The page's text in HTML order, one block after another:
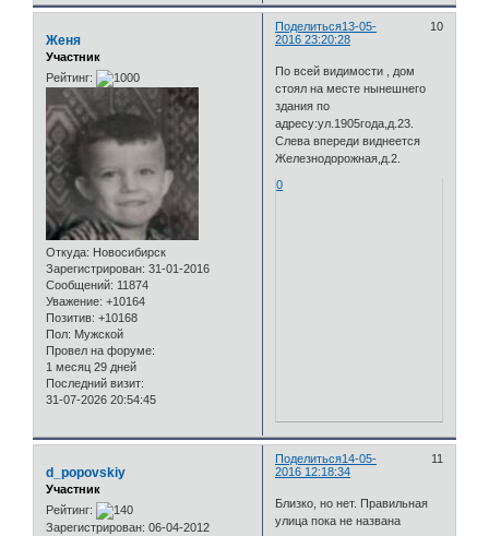
Поделиться 10
13-05-
2016 23:20:28
Женя
Участник
Рейтинг:
Откуда: Новосибирск
Зарегистрирован: 31-01-2016
Сообщений: 11874
Уважение: +10164
Позитив: +10168
Пол: Мужской
Провел на форуме:
1 месяц 29 дней
Последний визит:
31-07-2026 20:54:45
По всей видимости , дом
стоял на месте нынешнего
здания по
адресу:ул.1905года,д.23.
Слева впереди виднеется
Железнодорожная,д.2.
0
Поделиться 11
14-05-
2016 12:18:34
d_popovskiy
Участник
Рейтинг:
Зарегистрирован: 06-04-2012
Близко, но нет. Правильная
улица пока не названа